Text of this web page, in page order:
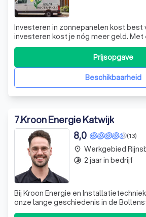
Investeren in zonnepanelen kost best
investeren kost je nóg meer geld. Met
zonnepanelen ben je onafhankelijk
waarvan de energieprijzen continue
eenmalige aanschaf van
maandelijks je energierekening t
Beschikbaarheid
Prijsopgave
7.Kroon Energie Katwijk
(13)
8,0
Bij Kroon Energie en
onze lange geschiedenis in de
Haarlemmermeer. Sinds de jaren '60
place Werkgebied
timelapse 2 jaar in bedrijf